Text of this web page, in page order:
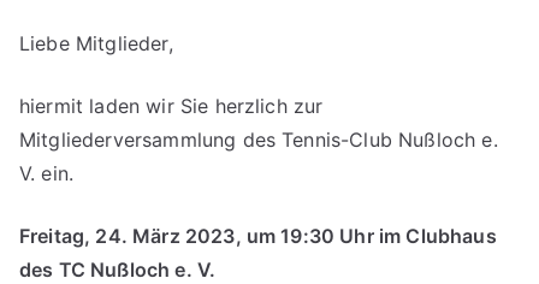
Liebe Mitglieder,
hiermit laden wir Sie herzlich zur
Mitgliederversammlung des Tennis-Club Nußloch e.
V. ein.
Freitag, 24. März 2023, um 19:30 Uhr im Clubhaus
des TC Nußloch e. V.